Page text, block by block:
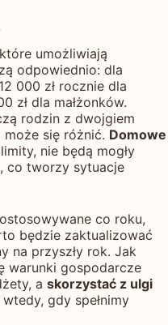
umożliwiają
odpowiednio: dla
000 zł rocznie dla
zł dla małżonków.
rodzin z dwojgiem
się różnić. Domowe
nie będą mogły
co tworzy sytuacje
co roku,
będzie zaktualizować
na przyszły rok. Jak
warunki gospodarcze
a skorzystać z ulgi
gdy spełnimy